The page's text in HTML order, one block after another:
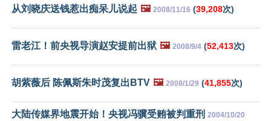
从刘晓庆送钱惹出痴呆儿说起 🖼️ 2008/11/16 (39,208次)
雷老江！前央视导演赵安提前出狱 🖼️ 2008/9/4 (52,413次)
胡紫薇后 陈佩斯朱时茂复出BTV 🖼️ 2008/1/29 (41,855次)
大陆传媒界地震开始！央视冯骥受贿被判重刑 2004/10/20